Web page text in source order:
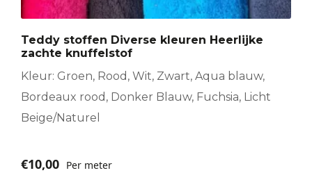
Teddy stoffen Diverse kleuren Heerlijke
zachte knuffelstof
Kleur: Groen, Rood, Wit, Zwart, Aqua blauw,
Bordeaux rood, Donker Blauw, Fuchsia, Licht
Beige/Naturel
€10,00 Per meter
kan
gekozen
worden
op
productpagina